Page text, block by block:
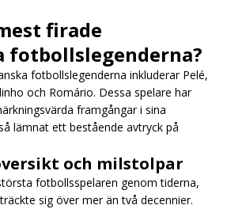
firade
fotbollslegenderna?
fotbollslegenderna inkluderar Pelé,
och Romário. Dessa spelare har
framgångar i sina
lämnat ett bestående avtryck på
och milstolpar
fotbollsspelaren genom tiderna,
sig över mer än två decennier.